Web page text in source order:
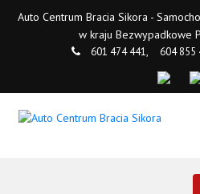
Auto Centrum Bracia Sikora -
w kraju Bezwypadkowe
601 474 441, 604 855